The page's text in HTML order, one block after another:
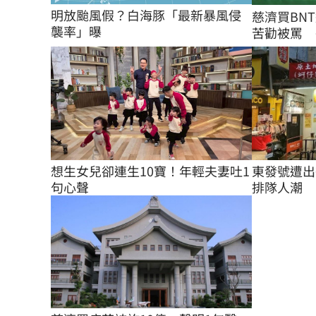
明放颱風假？白海豚「最新暴風侵
襲率」曝
慈濟買
苦勸被罵
想生女兒卻連生10寶！年輕夫妻吐1
句心聲
東發號遭
排隊人潮